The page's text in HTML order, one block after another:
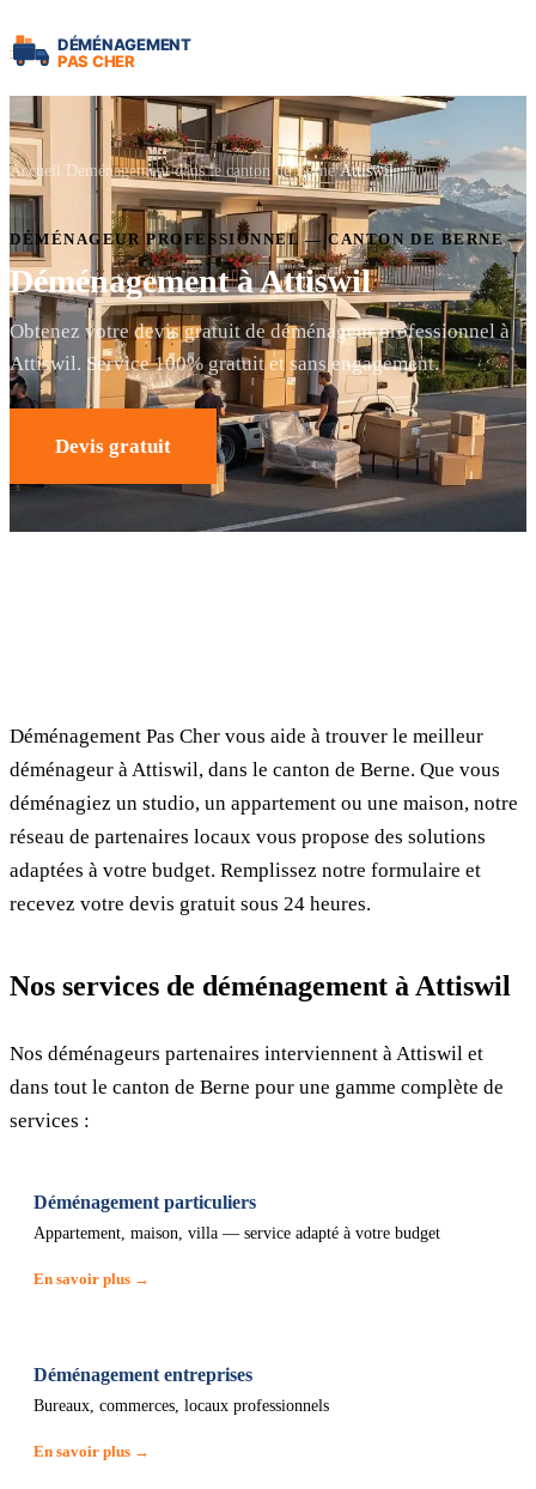
Accueil Déménagement dans le canton de Berne Attiswil
DÉMÉNAGEUR PROFESSIONNEL — CANTON DE BERNE
Déménagement à Attiswil
Obtenez votre devis gratuit de déménageur professionnel à
Attiswil. Service 100% gratuit et sans engagement.
Devis gratuit
Déménagement Pas Cher vous aide à trouver le meilleur
déménageur à Attiswil, dans le canton de Berne. Que vous
déménagiez un studio, un appartement ou une maison, notre
réseau de partenaires locaux vous propose des solutions
adaptées à votre budget. Remplissez notre formulaire et
recevez votre devis gratuit sous 24 heures.
Nos services de déménagement à Attiswil
Nos déménageurs partenaires interviennent à Attiswil et
dans tout le canton de Berne pour une gamme complète de
services :
Déménagement particuliers
Appartement, maison, villa — service adapté à votre budget
En savoir plus →
Déménagement entreprises
Bureaux, commerces, locaux professionnels
En savoir plus →